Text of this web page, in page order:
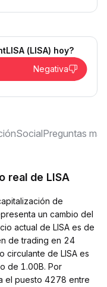
(LISA) hoy?
Negativa
SocialPreguntas
real de LISA
de
un cambio del
actual de LISA es de
de trading en 24
circulante de LISA es
de 1.00B. Por
el puesto 4278 entre